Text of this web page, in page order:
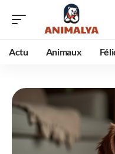
Actu Animaux